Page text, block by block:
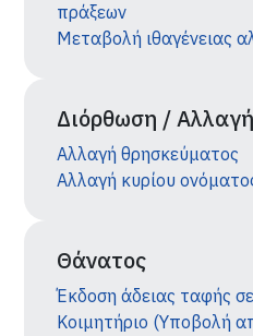
πράξεων
Μεταβολή ιθαγένειας
Διόρθωση /
Αλλαγή θρησκεύματος
Αλλαγή κυρίου
Θάνατος
Έκδοση άδειας ταφής
Κοιμητήριο (Υποβολή